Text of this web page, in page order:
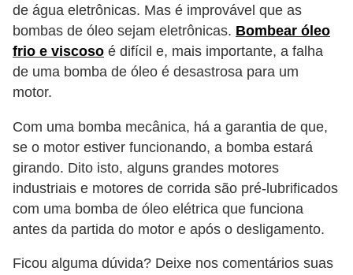
de água eletrônicas. Mas é improvável que as
bombas de óleo sejam eletrônicas. Bombear óleo
frio e viscoso é difícil e, mais importante, a falha
de uma bomba de óleo é desastrosa para um
motor.
Com uma bomba mecânica, há a garantia de que,
se o motor estiver funcionando, a bomba estará
girando. Dito isto, alguns grandes motores
industriais e motores de corrida são pré-lubrificados
com uma bomba de óleo elétrica que funciona
antes da partida do motor e após o desligamento.
Ficou alguma dúvida? Deixe nos comentários suas